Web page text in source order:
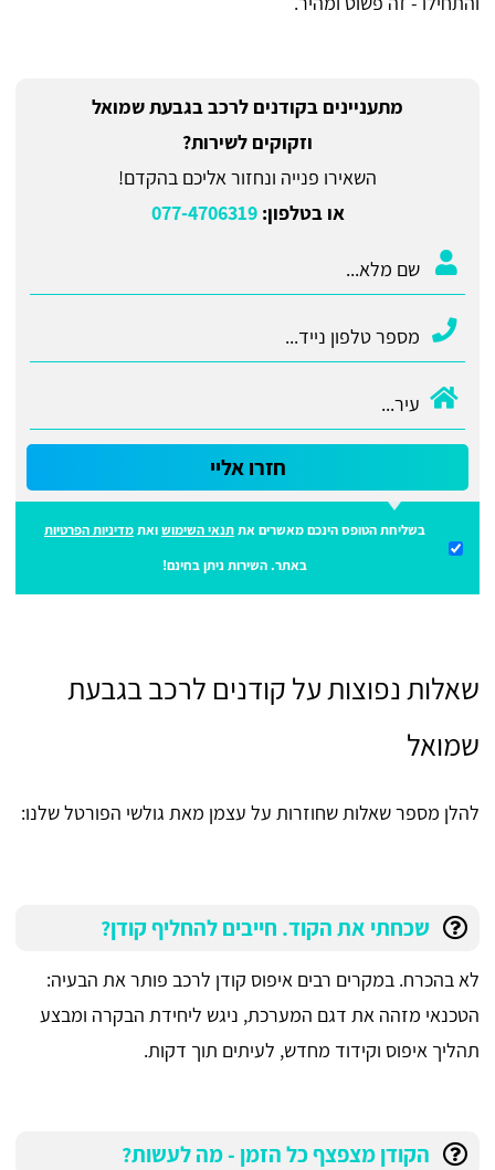
מתעניינים בקודנים לרכב בגבעת שמואל
וזקוקים לשירות?
השאירו פנייה ונחזור אליכם בהקדם!
או בטלפון:077-4706319
חזרו אליי
בשליחת הטופס הינכם מאשרים אתתנאי השימושואתמדיניות הפרטיות
באתר. השירות ניתן בחינם!
שאלות נפוצות על קודנים לרכב בגבעת
שמואל
להלן מספר שאלות שחוזרות על עצמן מאת גולשי הפורטל שלנו:
שכחתי את הקוד. חייבים להחליף קודן?
לא בהכרח. במקרים רבים איפוס קודן לרכב פותר את הבעיה:
הטכנאי מזהה את דגם המערכת, ניגש ליחידת הבקרה ומבצע
תהליך איפוס וקידוד מחדש, לעיתים תוך דקות.
הקודן מצפצף כל הזמן - מה לעשות?